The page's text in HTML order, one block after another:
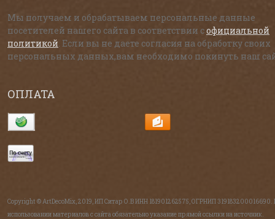
Мы получаем и обрабатываем персональные данные
посетителей нашего сайта в соответствии софициальной
политикой . Если вы не даете согласия на обработку своих
персональных данных,вам необходимо покинуть наш
ОПЛАТА
Copyright © ArtDecoMix, 2019, ИП Ситар О.В ИНН 181901262575, ОГРНИП 319183200016690.
использовании материалов с сайта обязательно указание прямой ссылки на источник.